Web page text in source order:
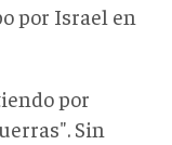
por Israel en
por
Sin